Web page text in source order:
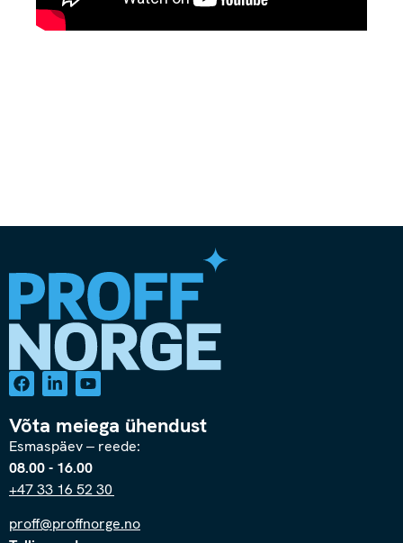
Võta meiega ühendust
Esmaspäev – reede:
08.00 - 16.00
+47 33 16 52 30
proff@proffnorge.no